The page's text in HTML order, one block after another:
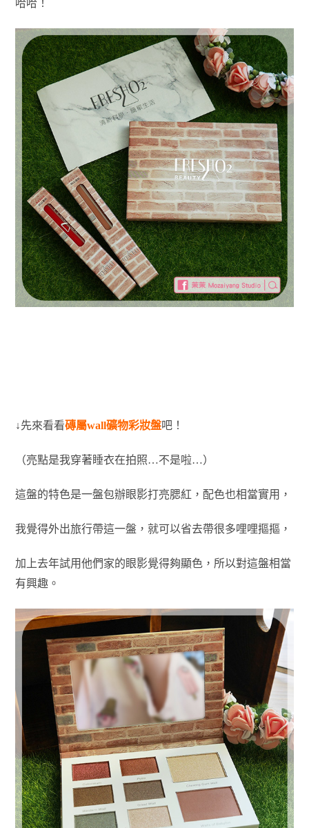
哈哈！
↓先來看看磚屬wall礦物彩妝盤吧！
（亮點是我穿著睡衣在拍照…不是啦…）
這盤的特色是一盤包辦眼影打亮腮紅，配色也相當實用，
我覺得外出旅行帶這一盤，就可以省去帶很多哩哩摳摳，
加上去年試用他們家的眼影覺得夠顯色，所以對這盤相當
有興趣。